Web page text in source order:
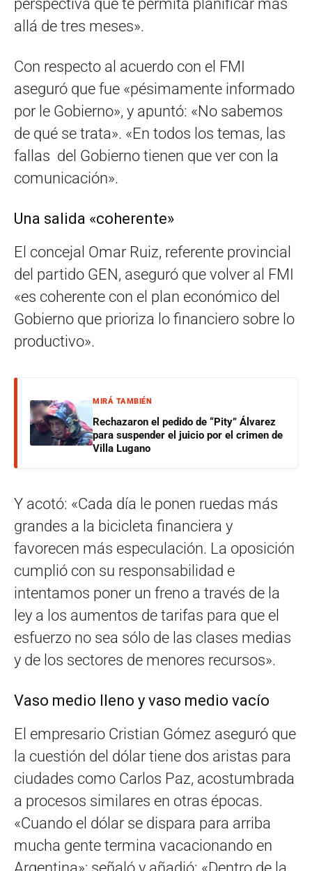
perspectiva que te permita planificar más
allá de tres meses».
Con respecto al acuerdo con el FMI
aseguró que fue «pésimamente informado
por le Gobierno», y apuntó: «No sabemos
de qué se trata». «En todos los temas, las
fallas del Gobierno tienen que ver con la
comunicación».
Una salida «coherente»
El concejal Omar Ruiz, referente provincial
del partido GEN, aseguró que volver al FMI
«es coherente con el plan económico del
Gobierno que prioriza lo financiero sobre lo
productivo».
MIRÁ TAMBIÉN
Rechazaron el pedido de “Pity” Álvarez
para suspender el juicio por el crimen de
Villa Lugano
Y acotó: «Cada día le ponen ruedas más
grandes a la bicicleta financiera y
favorecen más especulación. La oposición
cumplió con su responsabilidad e
intentamos poner un freno a través de la
ley a los aumentos de tarifas para que el
esfuerzo no sea sólo de las clases medias
y de los sectores de menores recursos».
Vaso medio lleno y vaso medio vacío
El empresario Cristian Gómez aseguró que
la cuestión del dólar tiene dos aristas para
ciudades como Carlos Paz, acostumbrada
a procesos similares en otras épocas.
«Cuando el dólar se dispara para arriba
mucha gente termina vacacionando en